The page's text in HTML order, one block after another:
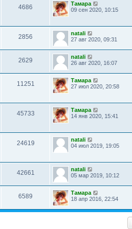
4686
Тамара
09 сен 2020, 10:15
2856
natali
27 авг 2020, 09:31
2629
natali
26 авг 2020, 16:07
11251
Тамара
27 июл 2020, 20:58
45733
Тамара
14 янв 2020, 15:41
24619
natali
04 июл 2019, 19:05
42661
natali
05 мар 2019, 10:12
6589
Тамара
18 апр 2016, 22:54